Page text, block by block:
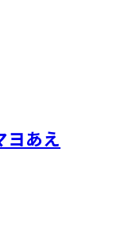
ヨあえ